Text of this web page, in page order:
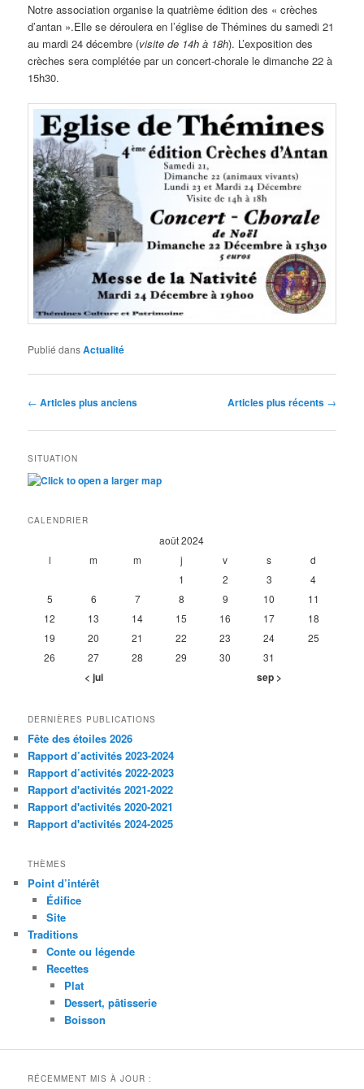
Notre association organise la quatrième édition des « crèches
d’antan ».Elle se déroulera en l’église de Thémines du samedi 21
au mardi 24 décembre (visite de 14h à 18h). L’exposition des
crèches sera complétée par un concert-chorale le dimanche 22 à
15h30.
Publié dansActualité
Navigation
articles
← Articles plus anciens Articles plus récents →
SITUATION
CALENDRIER
août 2024
l
m m j v s
d
1
2 3
4
5
6 7 8 9 10
11
12
13 14 15 16 17
18
19
20 21 22 23 24
25
26
27 28 29 30 31
< jui sep >
DERNIÈRES PUBLICATIONS
Fête des étoiles 2026
Rapport d’activités 2023-2024
Rapport d’activités 2022-2023
Rapport d'activités 2021-2022
Rapport d'activités 2020-2021
Rapport d'activités 2024-2025
THÈMES
Point d’intérêt
Édifice
Site
Traditions
Conte ou légende
Recettes
Plat
Dessert, pâtisserie
Boisson
RÉCEMMENT MIS À JOUR :